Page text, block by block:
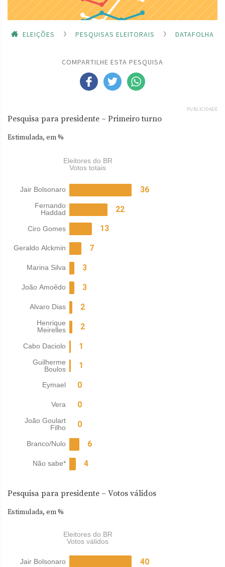
ELEIÇÕES PESQUISAS ELEITORAIS DATAFOLHA
COMPARTILHE ESTA PESQUISA
PUBLICIDADE
Pesquisa para presidente – Primeiro turno
Estimulada, em %
Pesquisa para presidente – Votos válidos
Estimulada, em %